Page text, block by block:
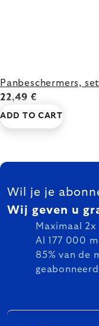
Panbeschermers,
22,49 €
ADD TO CART
FOOTER
Wil je je
Wij geven u
Maximaal
Al 177 000
85% van de
geabonneerd